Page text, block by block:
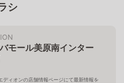
シ
モール美原南インター
ディオンの店舗情報ページにて最新情報を